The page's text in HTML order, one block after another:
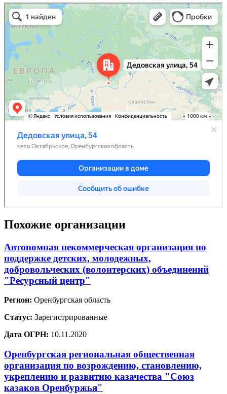
Похожие организации
Автономная некоммерческая организация по
поддержке детских, молодежных,
добровольческих (волонтерских) объединений
"Ресурсный центр"
Регион: Оренбургская область
Статус: Зарегистрированные
Дата ОГРН: 10.11.2020
Оренбургская региональная общественная
организация по возрождению, становлению,
укреплению и развитию казачества "Союз
казаков Оренбуржья"